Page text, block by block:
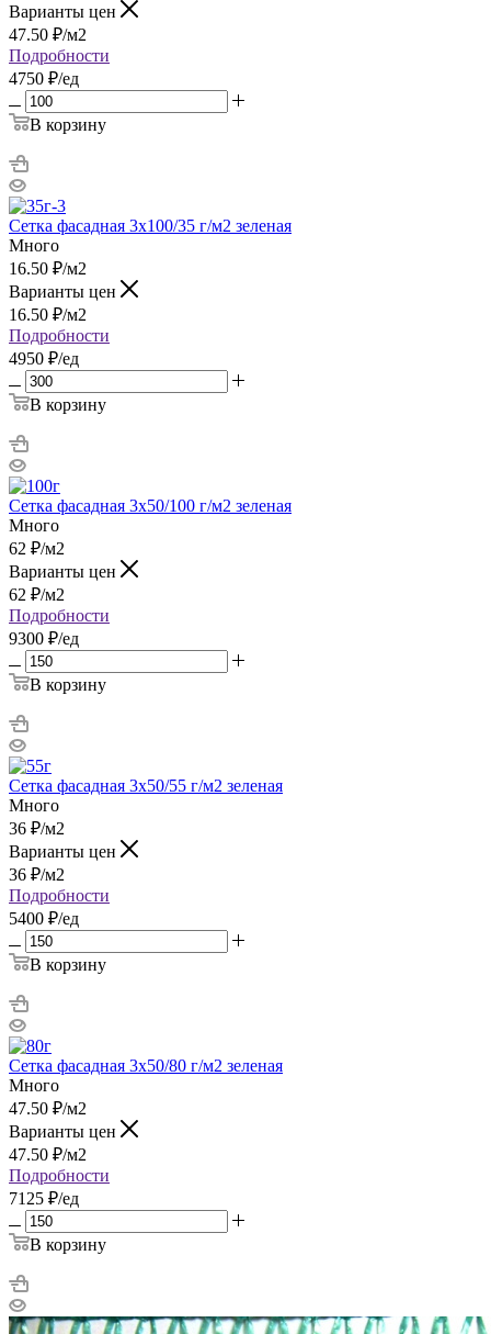
Варианты цен
47.50 ₽/м2
Подробности
4750 ₽/ед
В корзину
Сетка фасадная 3х100/35 г/м2 зеленая
Много
16.50 ₽/м2
Варианты цен
16.50 ₽/м2
Подробности
4950 ₽/ед
В корзину
Сетка фасадная 3х50/100 г/м2 зеленая
Много
62 ₽/м2
Варианты цен
62 ₽/м2
Подробности
9300 ₽/ед
В корзину
Сетка фасадная 3х50/55 г/м2 зеленая
Много
36 ₽/м2
Варианты цен
36 ₽/м2
Подробности
5400 ₽/ед
В корзину
Сетка фасадная 3х50/80 г/м2 зеленая
Много
47.50 ₽/м2
Варианты цен
47.50 ₽/м2
Подробности
7125 ₽/ед
В корзину